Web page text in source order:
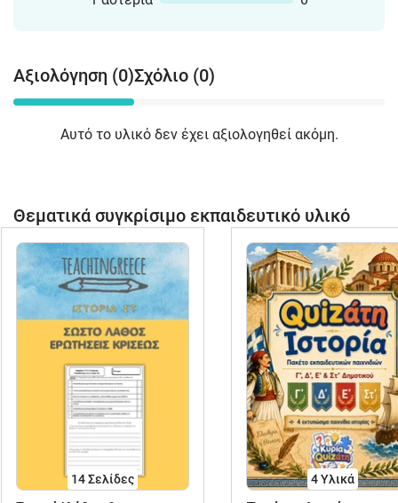
Αξιολόγηση (0)Σχόλιο (0)
Αυτό το υλικό δεν έχει αξιολογηθεί ακόμη.
Θεματικά συγκρίσιμο εκπαιδευτικό υλικό
14Σελίδες 4 Υλικά